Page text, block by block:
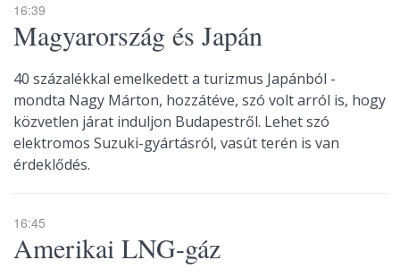
16:39
Magyarország és Japán
40 százalékkal emelkedett a turizmus Japánból -
mondta Nagy Márton, hozzátéve, szó volt arról is, hogy
közvetlen járat induljon Budapestről. Lehet szó
elektromos Suzuki-gyártásról, vasút terén is van
érdeklődés.
16:45
Amerikai LNG-gáz